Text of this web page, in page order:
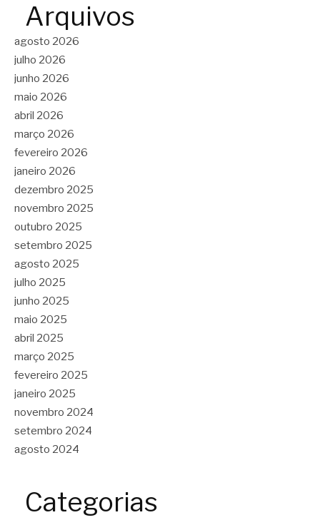
Arquivos
agosto 2026
julho 2026
junho 2026
maio 2026
abril 2026
março 2026
fevereiro 2026
janeiro 2026
dezembro 2025
novembro 2025
outubro 2025
setembro 2025
agosto 2025
julho 2025
junho 2025
maio 2025
abril 2025
março 2025
fevereiro 2025
janeiro 2025
novembro 2024
setembro 2024
agosto 2024
Categorias